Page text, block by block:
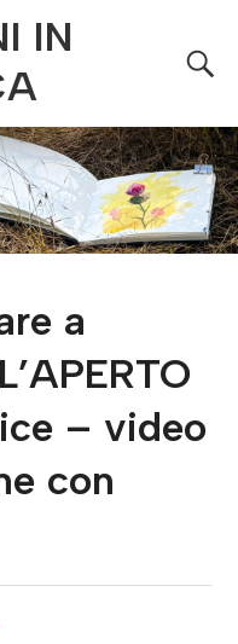
IN
a
– video
con